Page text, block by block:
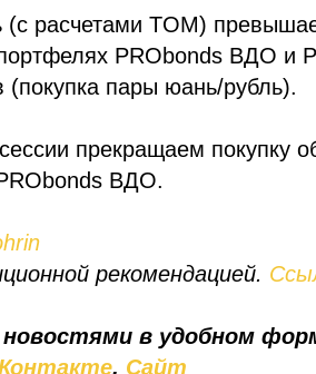
расчетами TOM)
PRObonds ВДО и
(покупка пары юань/рубль).
прекращаем покупку
ВДО.
рекомендацией.
в удобном
, Сайт